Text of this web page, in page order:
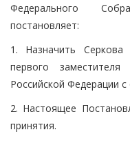
Федерального
постановляет:
1. Назначить
первого
Российской Федерации с
2. Настоящее
принятия.